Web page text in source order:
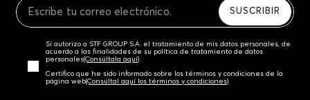
SUSCRIBIR
Sí autorizo a STF GROUP S.A. el tratamiento de mis datos personales, de
acuerdo a las finalidades de su política de tratamiento de datos
personales‎(Consúltala aquí)
Certifico que he sido informado sobre los términos y condiciones de la
página web‎(Consúltal aquí los términos y condiciones)